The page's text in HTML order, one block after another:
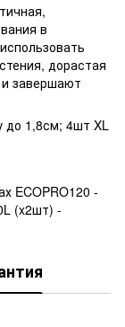
в
дорастая
завершают
до 1,8см; 4шт XL
ECOPRO120 -
(x2шт) -